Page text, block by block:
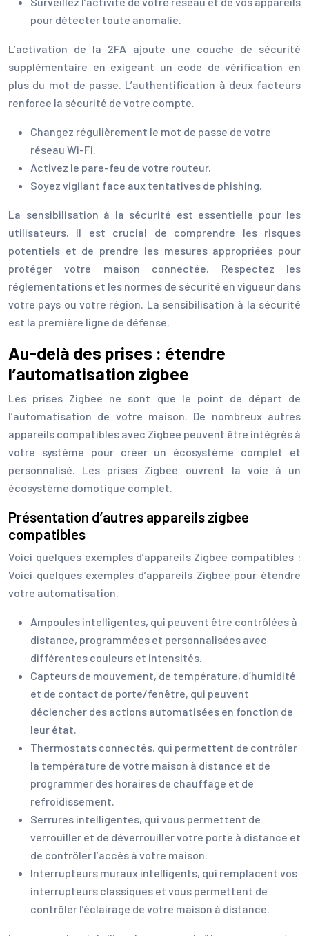
pour détecter toute anomalie.
L’activation de la 2FA ajoute une couche de sécurité
supplémentaire en exigeant un code de vérification en
plus du mot de passe. L’authentification à deux facteurs
renforce la sécurité de votre compte.
Changez régulièrement le mot de passe de votre
réseau Wi-Fi.
Activez le pare-feu de votre routeur.
Soyez vigilant face aux tentatives de phishing.
La sensibilisation à la sécurité est essentielle pour les
utilisateurs. Il est crucial de comprendre les risques
potentiels et de prendre les mesures appropriées pour
protéger votre maison connectée. Respectez les
réglementations et les normes de sécurité en vigueur dans
votre pays ou votre région. La sensibilisation à la sécurité
est la première ligne de défense.
Au-delà des prises : étendre
l’automatisation zigbee
Les prises Zigbee ne sont que le point de départ de
l’automatisation de votre maison. De nombreux autres
appareils compatibles avec Zigbee peuvent être intégrés à
votre système pour créer un écosystème complet et
personnalisé. Les prises Zigbee ouvrent la voie à un
écosystème domotique complet.
Présentation d’autres appareils zigbee
compatibles
Voici quelques exemples d’appareils Zigbee compatibles :
Voici quelques exemples d’appareils Zigbee pour étendre
votre automatisation.
Ampoules intelligentes, qui peuvent être contrôlées à
distance, programmées et personnalisées avec
différentes couleurs et intensités.
Capteurs de mouvement, de température, d’humidité
et de contact de porte/fenêtre, qui peuvent
déclencher des actions automatisées en fonction de
leur état.
Thermostats connectés, qui permettent de contrôler
la température de votre maison à distance et de
programmer des horaires de chauffage et de
refroidissement.
Serrures intelligentes, qui vous permettent de
verrouiller et de déverrouiller votre porte à distance et
de contrôler l’accès à votre maison.
Interrupteurs muraux intelligents, qui remplacent vos
interrupteurs classiques et vous permettent de
contrôler l’éclairage de votre maison à distance.